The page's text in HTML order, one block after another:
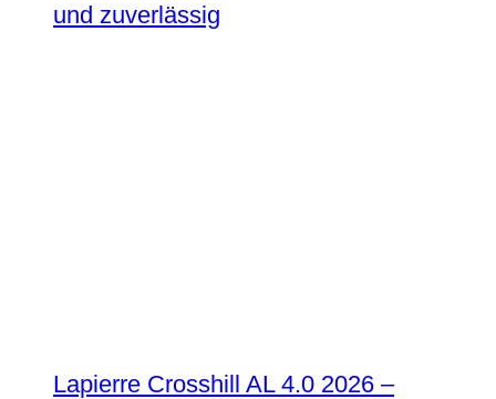
und zuverlässig
Lapierre Crosshill AL 4.0 2026 –